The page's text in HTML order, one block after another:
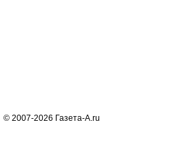
© 2007-2026 Газета-А.ru